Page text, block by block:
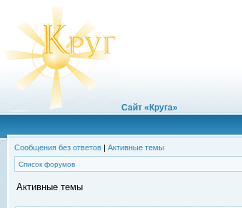
Сайт «Круга»
Сообщения без ответов | Активные темы
Список форумов
Активные темы